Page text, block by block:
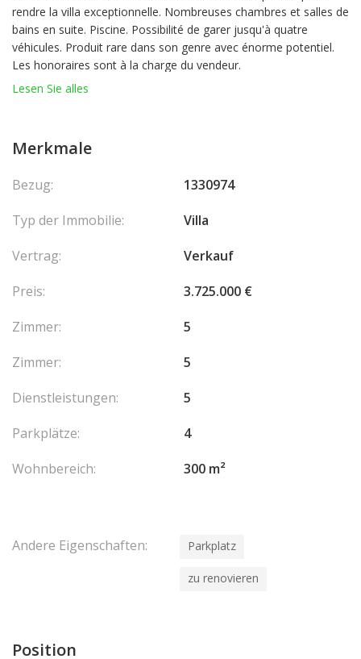
rendre la villa exceptionnelle. Nombreuses chambres et salles de
bains en suite. Piscine. Possibilité de garer jusqu'à quatre
véhicules. Produit rare dans son genre avec énorme potentiel.
Les honoraires sont à la charge du vendeur.
Lesen Sie alles
Merkmale
Bezug:
1330974
Typ der Immobilie:
Villa
Vertrag:
Verkauf
Preis:
3.725.000 €
Zimmer:
5
Zimmer:
5
Dienstleistungen:
5
Parkplätze:
4
Wohnbereich:
300 m²
Andere Eigenschaften: Parkplatz
zu renovieren
Position